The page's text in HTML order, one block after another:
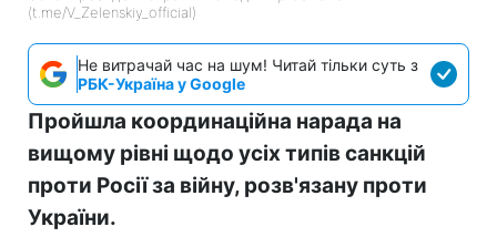
(t.me/V_Zelenskiy_official)
Не витрачай час на шум! Читай тільки суть з
РБК-Україна у Google
Пройшла координаційна нарада на
вищому рівні щодо усіх типів санкцій
проти Росії за війну, розв'язану проти
України.